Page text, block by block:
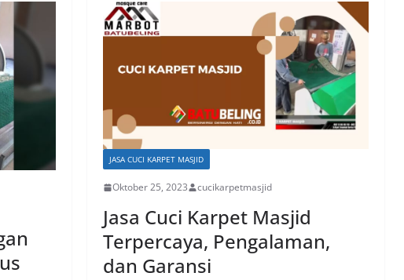
JASA CUCI KARPET MASJID
Oktober 25, 2023 cucikarpetmasjid
Jasa Cuci Karpet Masjid
Terpercaya, Pengalaman,
dan Garansi